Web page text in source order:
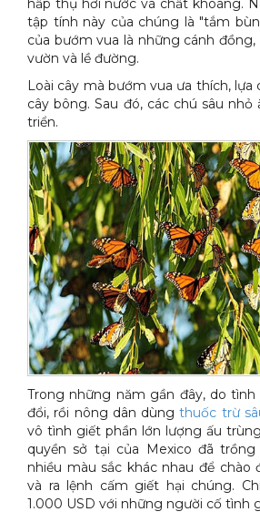
tập tính này của chúng là "tắm
của bướm vua là những cánh
vườn và lề đường.
Loài cây mà bướm vua ưa thích, lựa
cây bông. Sau đó, các chú sâu
triển.
Trong những năm gần đây, do
đổi, rồi nông dân dùngthuốc trừ
vô tình giết phần lớn lượng ấu
quyền sở tại của Mexico đã
nhiều màu sắc khác nhau để chào
và ra lệnh cấm giết hại chúng.
1.000 USD với những người cố tình